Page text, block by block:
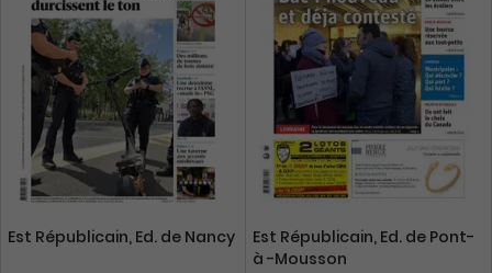
Est Républicain, Ed. de Nancy
Est Républicain, Ed. de Pont-
à -Mousson